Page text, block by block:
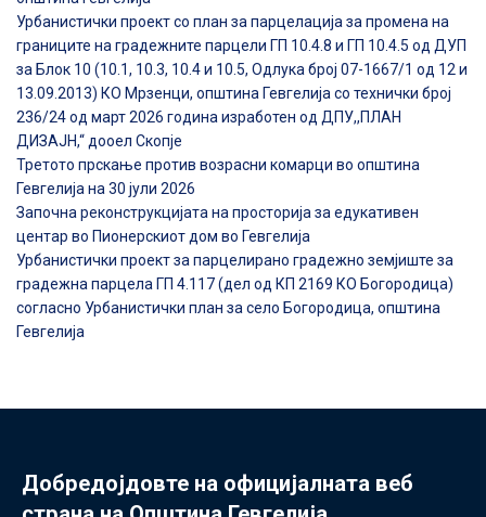
Урбанистички проект со план за парцелација за промена на
границите на градежните парцели ГП 10.4.8 и ГП 10.4.5 од ДУП
за Блок 10 (10.1, 10.3, 10.4 и 10.5, Одлука број 07-1667/1 од 12 и
13.09.2013) КО Мрзенци, општина Гевгелија со технички број
236/24 од март 2026 година изработен од ДПУ,,ПЛАН
ДИЗАЈН,“ дооел Скопје
Третото прскање против возрасни комарци во општина
Гевгелија на 30 јули 2026
Започна реконструкцијата на просторија за едукативен
центар во Пионерскиот дом во Гевгелија
Урбанистички проект за парцелирано градежно земјиште за
градежна парцела ГП 4.117 (дел од КП 2169 КО Богородица)
согласно Урбанистички план за село Богородица, општина
Гевгелија
Добредојдовте на официјалната веб